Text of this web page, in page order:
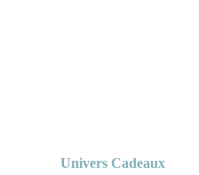
Univers Cadeaux